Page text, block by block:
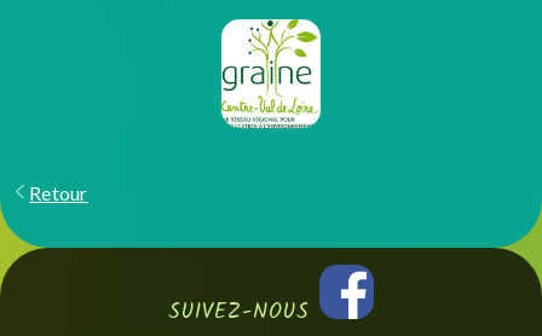
Retour
SUIVEZ-NOUS